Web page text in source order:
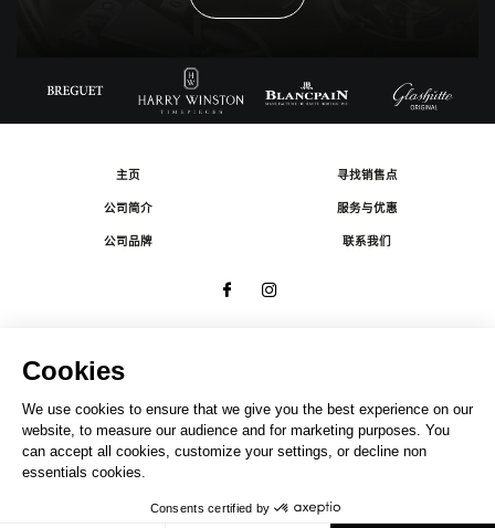
主页
公司简介
公司品牌
寻找销售点
服务与优惠
联系我们
A COMPANY OF THE